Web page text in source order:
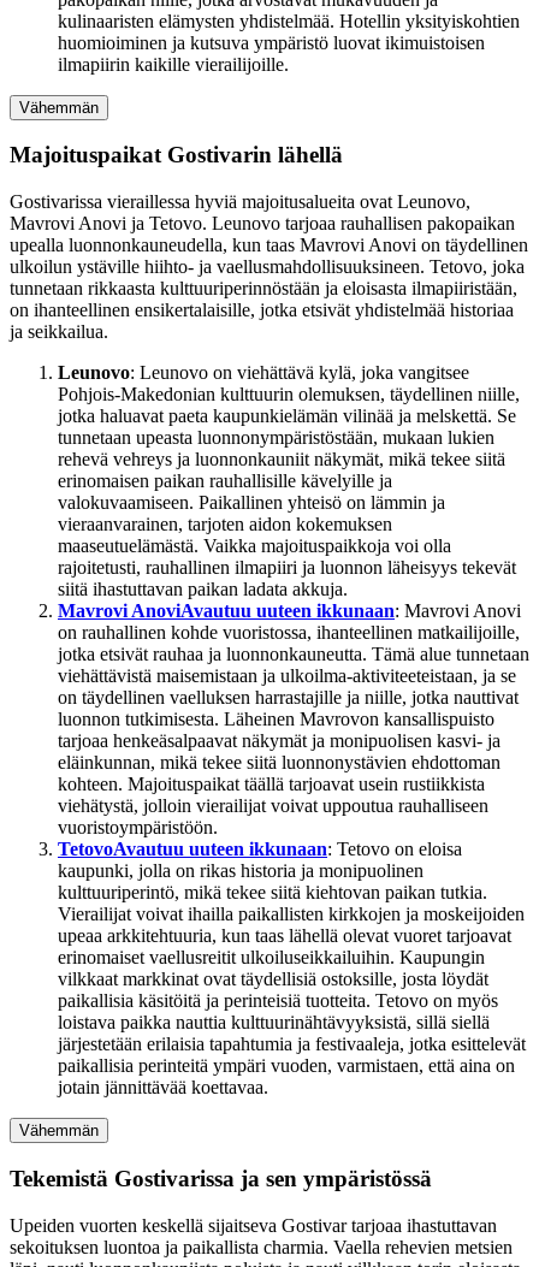
kulinaaristen elämysten yhdistelmää. Hotellin yksityiskohtien
huomioiminen ja kutsuva ympäristö luovat ikimuistoisen
ilmapiirin kaikille vierailijoille.
Vähemmän
Majoituspaikat Gostivarin lähellä
Gostivarissa vieraillessa hyviä majoitusalueita ovat Leunovo,
Mavrovi Anovi ja Tetovo. Leunovo tarjoaa rauhallisen pakopaikan
upealla luonnonkauneudella, kun taas Mavrovi Anovi on täydellinen
ulkoilun ystäville hiihto- ja vaellusmahdollisuuksineen. Tetovo, joka
tunnetaan rikkaasta kulttuuriperinnöstään ja eloisasta ilmapiiristään,
on ihanteellinen ensikertalaisille, jotka etsivät yhdistelmää historiaa
ja seikkailua.
Leunovo: Leunovo on viehättävä kylä, joka vangitsee
Pohjois-Makedonian kulttuurin olemuksen, täydellinen niille,
jotka haluavat paeta kaupunkielämän vilinää ja melskettä. Se
tunnetaan upeasta luonnonympäristöstään, mukaan lukien
rehevä vehreys ja luonnonkauniit näkymät, mikä tekee siitä
erinomaisen paikan rauhallisille kävelyille ja
valokuvaamiseen. Paikallinen yhteisö on lämmin ja
vieraanvarainen, tarjoten aidon kokemuksen
maaseutuelämästä. Vaikka majoituspaikkoja voi olla
rajoitetusti, rauhallinen ilmapiiri ja luonnon läheisyys tekevät
siitä ihastuttavan paikan ladata akkuja.
Mavrovi AnoviAvautuu uuteen ikkunaan: Mavrovi Anovi
on rauhallinen kohde vuoristossa, ihanteellinen matkailijoille,
jotka etsivät rauhaa ja luonnonkauneutta. Tämä alue tunnetaan
viehättävistä maisemistaan ja ulkoilma-aktiviteeteistaan, ja se
on täydellinen vaelluksen harrastajille ja niille, jotka nauttivat
luonnon tutkimisesta. Läheinen Mavrovon kansallispuisto
tarjoaa henkeäsalpaavat näkymät ja monipuolisen kasvi- ja
eläinkunnan, mikä tekee siitä luonnonystävien ehdottoman
kohteen. Majoituspaikat täällä tarjoavat usein rustiikkista
viehätystä, jolloin vierailijat voivat uppoutua rauhalliseen
vuoristoympäristöön.
TetovoAvautuu uuteen ikkunaan: Tetovo on eloisa
kaupunki, jolla on rikas historia ja monipuolinen
kulttuuriperintö, mikä tekee siitä kiehtovan paikan tutkia.
Vierailijat voivat ihailla paikallisten kirkkojen ja moskeijoiden
upeaa arkkitehtuuria, kun taas lähellä olevat vuoret tarjoavat
erinomaiset vaellusreitit ulkoiluseikkailuihin. Kaupungin
vilkkaat markkinat ovat täydellisiä ostoksille, josta löydät
paikallisia käsitöitä ja perinteisiä tuotteita. Tetovo on myös
loistava paikka nauttia kulttuurinähtävyyksistä, sillä siellä
järjestetään erilaisia tapahtumia ja festivaaleja, jotka esittelevät
paikallisia perinteitä ympäri vuoden, varmistaen, että aina on
jotain jännittävää koettavaa.
Vähemmän
Tekemistä Gostivarissa ja sen ympäristössä
Upeiden vuorten keskellä sijaitseva Gostivar tarjoaa ihastuttavan
sekoituksen luontoa ja paikallista charmia. Vaella rehevien metsien